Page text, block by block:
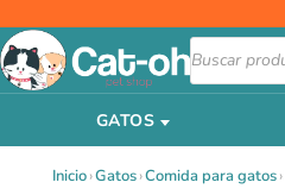
al
contenido
Búsqueda
de
productos
GATOS
Inicio›Gatos›Comida para gatos›